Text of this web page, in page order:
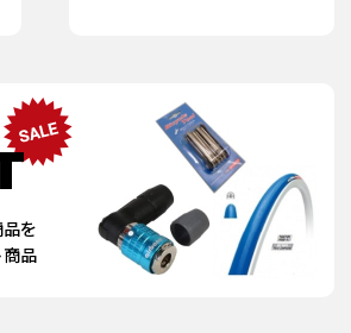
を
商品